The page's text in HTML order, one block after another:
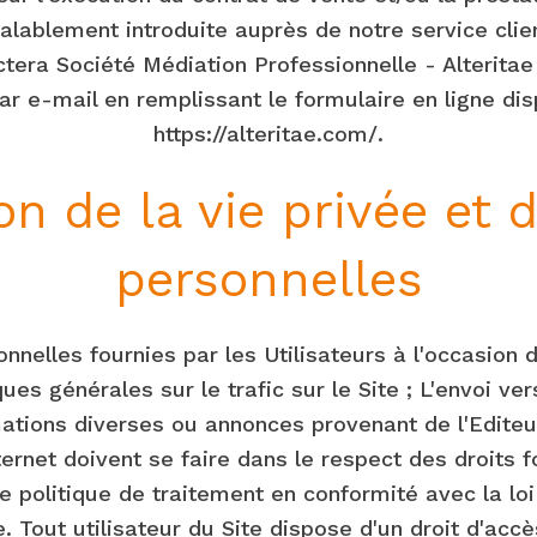
introduite auprès de notre service
Société Médiation Professionnelle -
e-mail en remplissant le formulaire en ligne
https://alteritae.com/.
de la vie privée et
personnelles
fournies par les Utilisateurs à l'occasion
générales sur le trafic sur le Site ; L'envoi
diverses ou annonces provenant de
doivent se faire dans le respect des droits
politique de traitement en conformité avec la
Tout utilisateur du Site dispose d'un droit